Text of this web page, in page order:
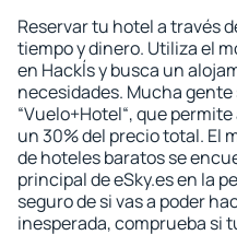
Reservar tu hotel a través
tiempo y dinero. Utiliza el
en Hackĺs y busca un
necesidades. Mucha
“Vuelo+Hotel“, que
un 30% del precio total. El
de hoteles baratos se
principal de eSky.es en la
seguro de si vas a poder
inesperada, comprueba si